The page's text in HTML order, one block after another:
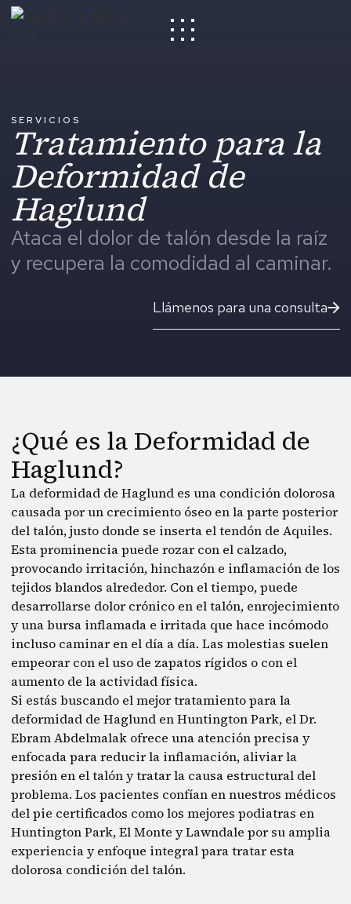
SERVICIOS
Tratamiento para la
Deformidad de
Haglund
Ataca el dolor de talón desde la raíz
y recupera la comodidad al caminar.
Llámenos para una consulta
¿Qué es la Deformidad de
Haglund?
La deformidad de Haglund es una condición dolorosa
causada por un crecimiento óseo en la parte posterior
del talón, justo donde se inserta el tendón de Aquiles.
Esta prominencia puede rozar con el calzado,
provocando irritación, hinchazón e inflamación de los
tejidos blandos alrededor. Con el tiempo, puede
desarrollarse dolor crónico en el talón, enrojecimiento
y una bursa inflamada e irritada que hace incómodo
incluso caminar en el día a día. Las molestias suelen
empeorar con el uso de zapatos rígidos o con el
aumento de la actividad física.
Si estás buscando el mejor tratamiento para la
deformidad de Haglund en Huntington Park, el Dr.
Ebram Abdelmalak ofrece una atención precisa y
enfocada para reducir la inflamación, aliviar la
presión en el talón y tratar la causa estructural del
problema. Los pacientes confían en nuestros médicos
del pie certificados como los mejores podiatras en
Huntington Park, El Monte y Lawndale por su amplia
experiencia y enfoque integral para tratar esta
dolorosa condición del talón.